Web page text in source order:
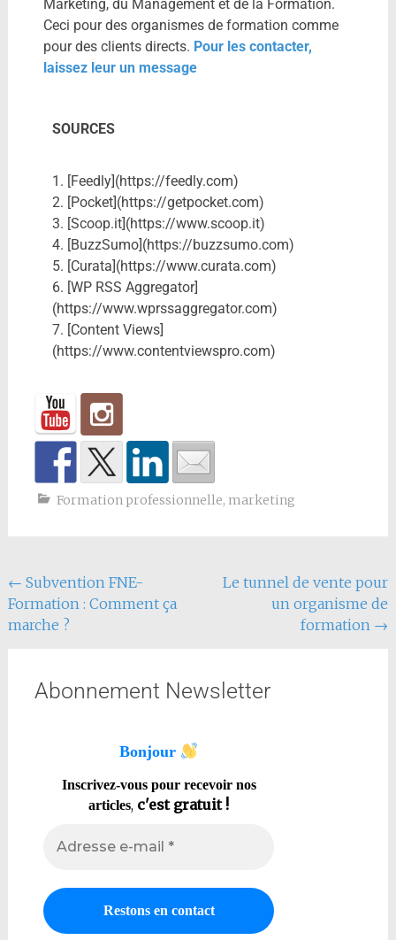
Marketing, du Management et de la Formation.
Ceci pour des organismes de formation comme
pour des clients directs. Pour les contacter,
laissez leur un message
SOURCES
1. [Feedly](https://feedly.com)
2. [Pocket](https://getpocket.com)
3. [Scoop.it](https://www.scoop.it)
4. [BuzzSumo](https://buzzsumo.com)
5. [Curata](https://www.curata.com)
6. [WP RSS Aggregator]
(https://www.wprssaggregator.com)
7. [Content Views]
(https://www.contentviewspro.com)
Formation professionnelle, marketing
← Subvention FNE-
Formation : Comment ça
marche ?
Le tunnel de vente pour
un organisme de
formation →
Abonnement Newsletter
Bonjour
Inscrivez-vous pour recevoir nos
articles, c'est gratuit !